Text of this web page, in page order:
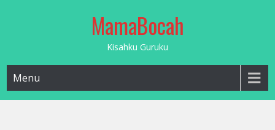
MamaBocah
Kisahku Guruku
Menu